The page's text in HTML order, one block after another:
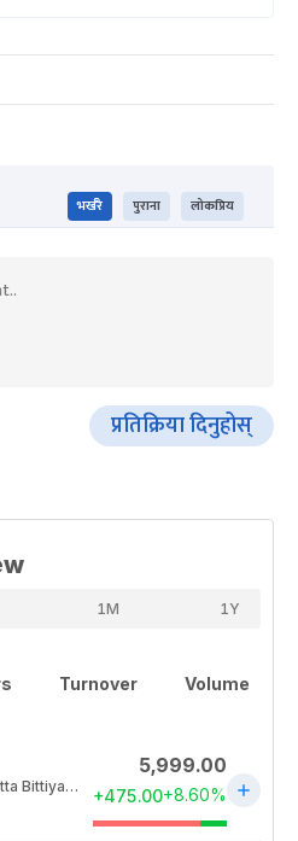
भर्खरै पुराना लोकप्रिय
प्रतिक्रिया दिनुहोस्